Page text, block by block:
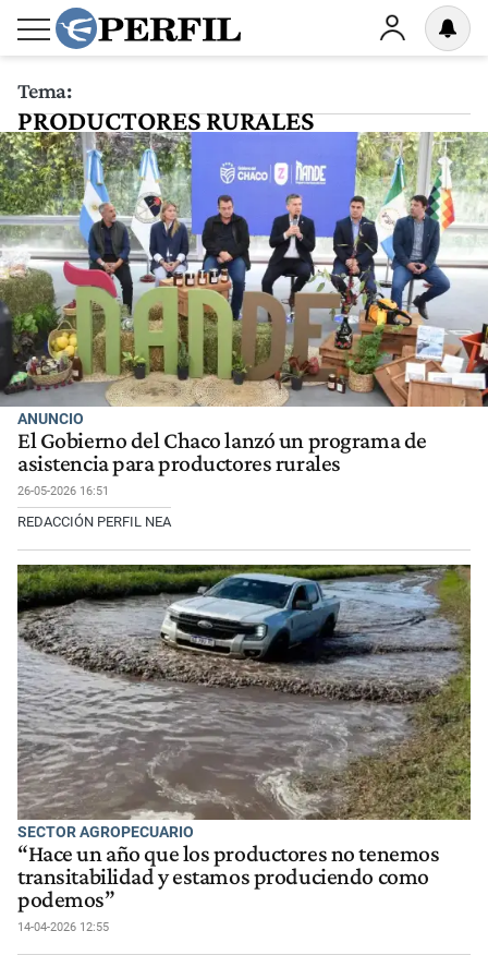
Tema:
PRODUCTORES RURALES
ANUNCIO
El Gobierno del Chaco lanzó un programa de
asistencia para productores rurales
26-05-2026 16:51
REDACCIÓN PERFIL NEA
SECTOR AGROPECUARIO
“Hace un año que los productores no tenemos
transitabilidad y estamos produciendo como
podemos”
14-04-2026 12:55